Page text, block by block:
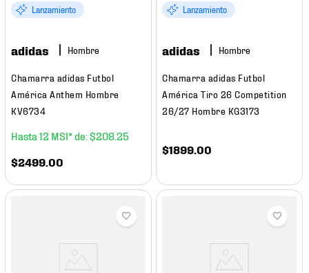
Lanzamiento
adidas Hombre
Chamarra adidas Futbol
América Anthem Hombre
KV6734
12 $208 25
$2499 .00
Lanzamiento
adidas Hombre
Chamarra adidas Futbol
América Tiro 26 Competition
26/27 Hombre KG3173
$1899 .00